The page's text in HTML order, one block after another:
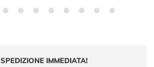
SPEDIZIONE IMMEDIATA!